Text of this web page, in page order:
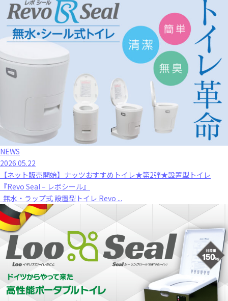
NEWS
2026.05.22
【ネット販売開始】ナッツおすすめトイレ★第2弾★設置型トイレ
『Revo Seal – レボシール』
無水・ラップ式 設置型トイレ Revo ...